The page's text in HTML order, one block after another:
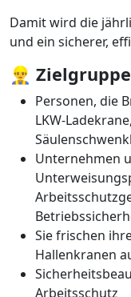
Damit wird die
und ein sicherer,
👷‍♂️ Zielgruppe
Personen, die
LKW-
Unternehmen
Sie frischen
Hallenkranen
Arbeitsschutz